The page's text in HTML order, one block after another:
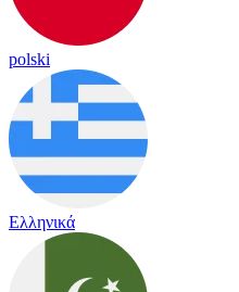
polski
Ελληνικά